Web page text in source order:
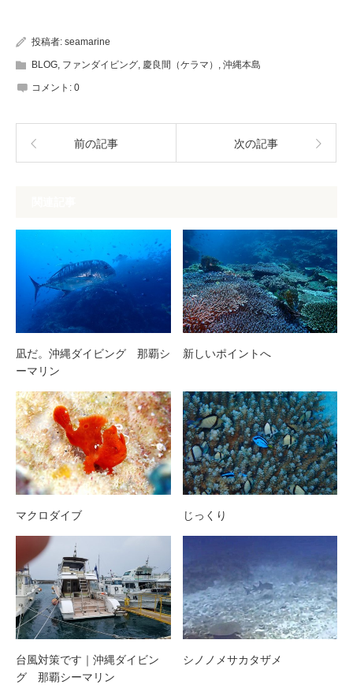
投稿者: seamarine
BLOG, ファンダイビング, 慶良間（ケラマ） , 沖縄本島
コメント: 0
前の記事 次の記事
凪だ。沖縄ダイビング 那覇シ
ーマリン
新しいポイントへ
マクロダイブ じっくり
台風対策です｜沖縄ダイビン
グ 那覇シーマリン
シノノメサカタザメ